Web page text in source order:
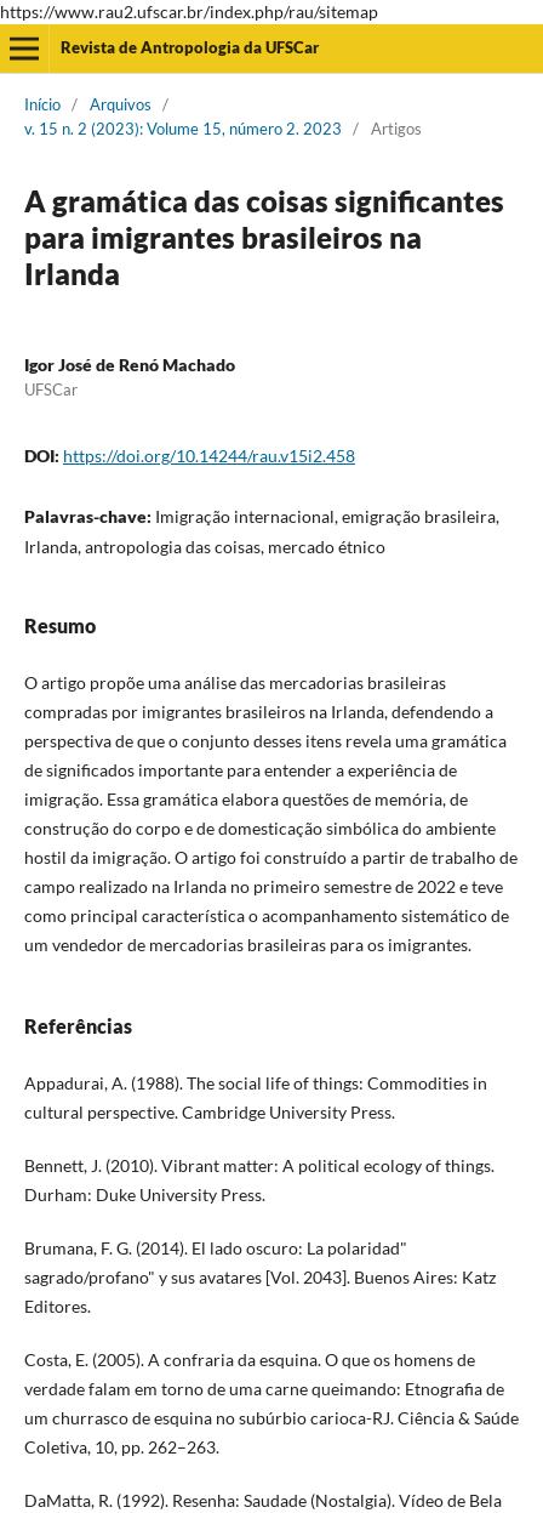
https://www.rau2.ufscar.br/index.php/rau/sitemap
Revista de Antropologia da UFSCar
Início / Arquivos
/
v. 15 n. 2 (2023): Volume 15, número 2. 2023
/ Artigos
A gramática das coisas significantes
para imigrantes brasileiros na
Irlanda
Igor José de Renó Machado
UFSCar
DOI: https://doi.org/10.14244/rau.v15i2.458
Palavras-chave: Imigração internacional, emigração brasileira,
Irlanda, antropologia das coisas, mercado étnico
Resumo
O artigo propõe uma análise das mercadorias brasileiras
compradas por imigrantes brasileiros na Irlanda, defendendo a
perspectiva de que o conjunto desses itens revela uma gramática
de significados importante para entender a experiência de
imigração. Essa gramática elabora questões de memória, de
construção do corpo e de domesticação simbólica do ambiente
hostil da imigração. O artigo foi construído a partir de trabalho de
campo realizado na Irlanda no primeiro semestre de 2022 e teve
como principal característica o acompanhamento sistemático de
um vendedor de mercadorias brasileiras para os imigrantes.
Referências
Appadurai, A. (1988). The social life of things: Commodities in
cultural perspective. Cambridge University Press.
Bennett, J. (2010). Vibrant matter: A political ecology of things.
Durham: Duke University Press.
Brumana, F. G. (2014). El lado oscuro: La polaridad"
sagrado/profano" y sus avatares [Vol. 2043]. Buenos Aires: Katz
Editores.
Costa, E. (2005). A confraria da esquina. O que os homens de
verdade falam em torno de uma carne queimando: Etnografia de
um churrasco de esquina no subúrbio carioca-RJ. Ciência & Saúde
Coletiva, 10, pp. 262–263.
DaMatta, R. (1992). Resenha: Saudade (Nostalgia). Vídeo de Bela